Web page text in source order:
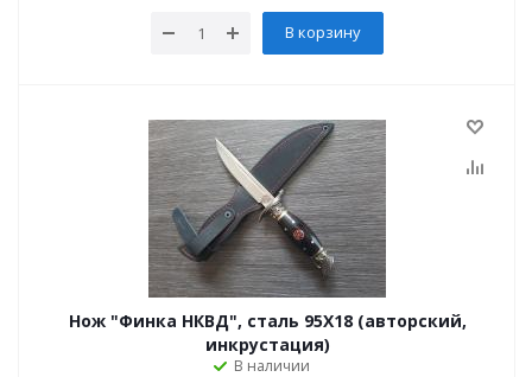
В корзину
Нож "Финка НКВД", сталь 95Х18 (авторский,
инкрустация)
В наличии